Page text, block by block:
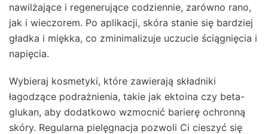
nawilżające i regenerujące codziennie, zarówno rano,
jak i wieczorem. Po aplikacji, skóra stanie się bardziej
gładka i miękka, co zminimalizuje uczucie ściągnięcia i
napięcia.
Wybieraj kosmetyki, które zawierają składniki
łagodzące podrażnienia, takie jak ektoina czy beta-
glukan, aby dodatkowo wzmocnić barierę ochronną
skóry. Regularna pielęgnacja pozwoli Ci cieszyć się